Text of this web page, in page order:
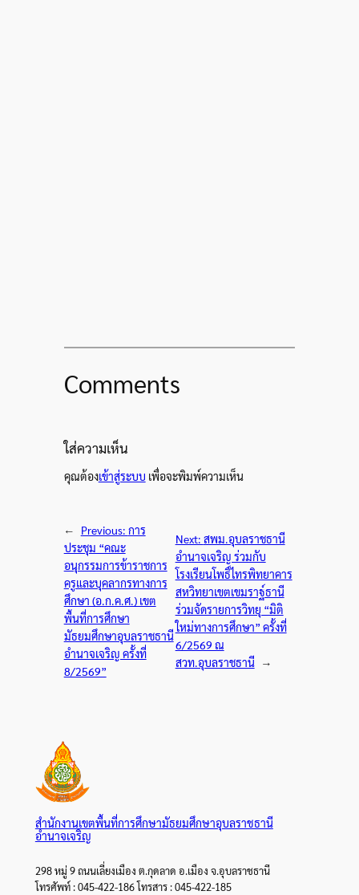
Comments
ใส่ความเห็น
คุณต้องเข้าสู่ระบบ เพื่อจะพิมพ์ความเห็น
← Previous: การ
ประชุม “คณะ
อนุกรรมการข้าราชการ
ครูและบุคลากรทางการ
ศึกษา (อ.ก.ค.ศ.) เขต
พื้นที่การศึกษา
มัธยมศึกษาอุบลราชธานี
อำนาจเจริญ ครั้งที่
8/2569”
Next: สพม.อุบลราชธานี
อำนาจเจริญ ร่วมกับ
โรงเรียนโพธิ์ไทรพิทยาคาร
สหวิทยาเขตเขมราฐ์ธานี
ร่วมจัดรายการวิทยุ “มิติ
ใหม่ทางการศึกษา” ครั้งที่
6/2569 ณ
สวท.อุบลราชธานี →
สำนักงานเขตพื้นที่การศึกษามัธยมศึกษาอุบลราชธานี
อำนาจเจริญ
298 หมู่ 9 ถนนเลี่ยงเมือง ต.กุดลาด อ.เมือง จ.อุบลราชธานี
โทรศัพท์ : 045-422-186 โทรสาร : 045-422-185